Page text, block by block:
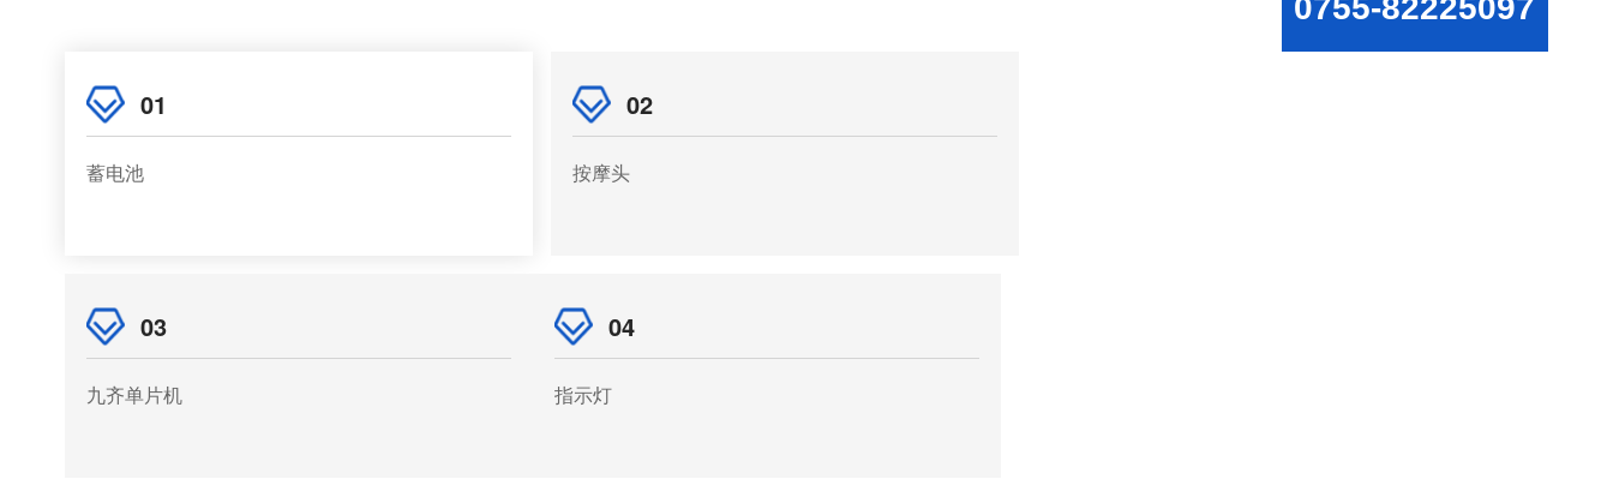
01
蓄电池
02
按摩头
03
九齐单片机
04
指示灯